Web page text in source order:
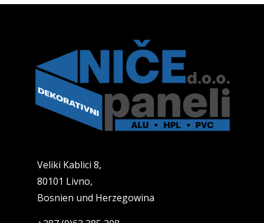
Veliki Kablici 8,
80101 Livno,
Bosnien und Herzegowina